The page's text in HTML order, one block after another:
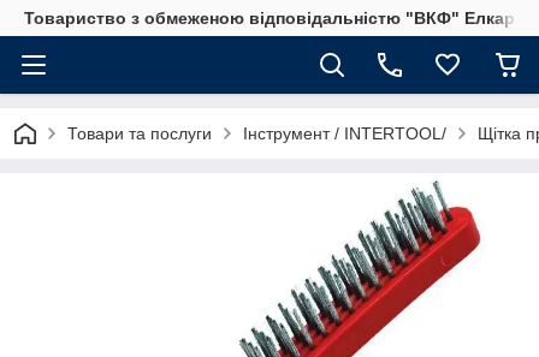
Товариство з обмеженою відповідальністю "ВКФ" Елкар"
Товари та послуги Інструмент / INTERTOOL/ Щітка